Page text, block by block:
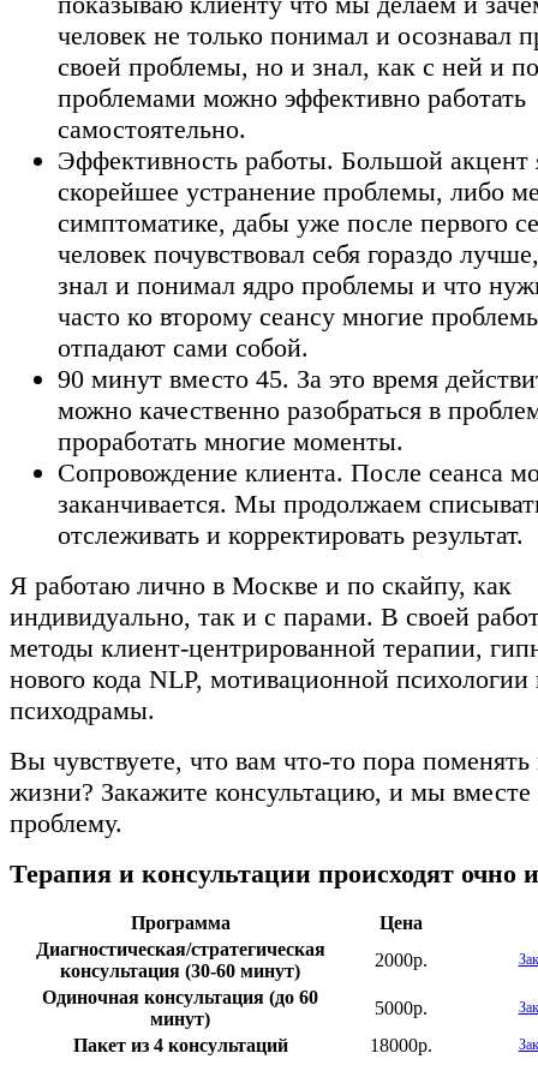
человек не только понимал и осознавал
своей проблемы, но и знал, как с ней и
проблемами можно эффективно работать
самостоятельно.
Эффективность работы. Большой акцент
скорейшее устранение проблемы, либо
симптоматике, дабы уже после первого
человек почувствовал себя гораздо
знал и понимал ядро проблемы и что
часто ко второму сеансу многие
отпадают сами собой.
90 минут вместо 45. За это время
можно качественно разобраться в
проработать многие моменты.
Сопровождение клиента. После сеанса
заканчивается. Мы продолжаем
отслеживать и корректировать результат.
Я работаю лично в Москве и по скайпу, как
индивидуально, так и с парами. В своей
методы клиент-центрированной терапии,
нового кода NLP, мотивационной психологии
психодрамы.
Вы чувствуете, что вам что-то пора поменять
жизни? Закажите консультацию, и мы
проблему.
Терапия и консультации происходят очно
Программа
Цена
Диагностическая/стратегическая
консультация (30-60 минут)
2000р.
Одиночная консультация (до 60
минут)
5000р.
Пакет из 4 консультаций 18000р.